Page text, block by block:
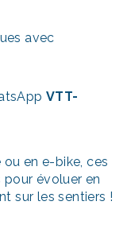
avec
VTT-
en e-bike, ces
évoluer en
sur les sentiers !